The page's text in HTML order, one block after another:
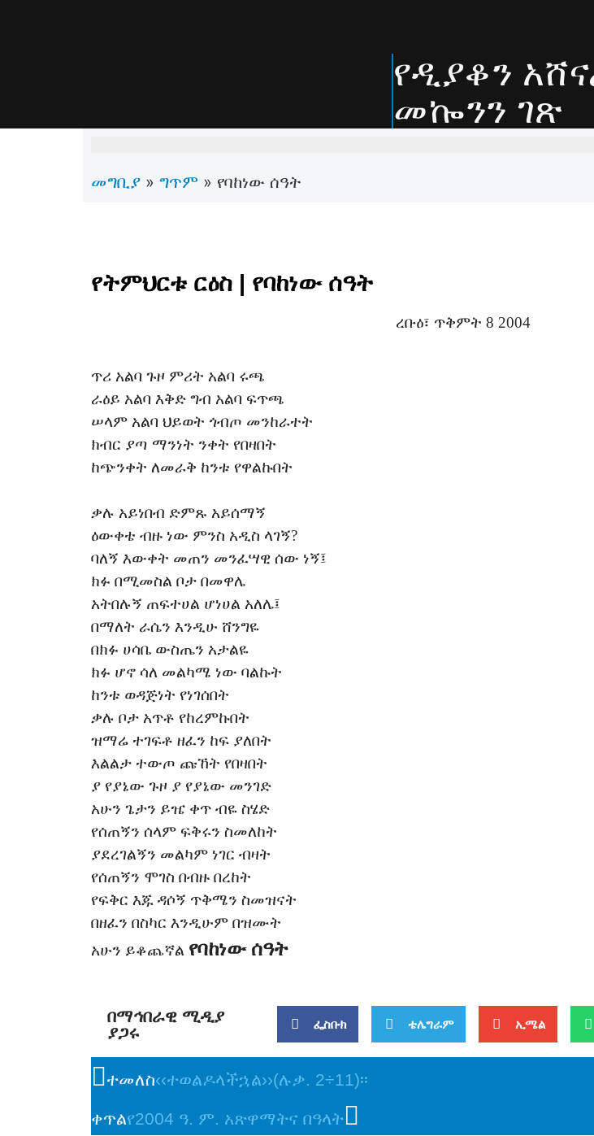
የዲያቆን
መኰንን ገጽ
መግቢያ » ግጥም » የባከነው ሰዓት
የትምህርቱ ርዕስ | የባከነው ሰዓት
ረቡዕ፣ ጥቅምት 8 2004
ጥሪ አልባ ጉዞ ምሪት አልባ ሩጫ
ራዕይ አልባ እቅድ ግብ አልባ ፍጥጫ
ሠላም አልባ ህይወት ጎብጦ መንከራተት
ክብር ያጣ ማንነት ንቀት የበዛበት
ከጭንቀት ለመራቅ ከንቱ የዋልኩበት
ቃሉ አይነበብ ድምጹ አይሰማኝ
ዕውቀቴ ብዙ ነው ምንስ አዲስ ላገኝ?
ባለኝ እውቀት መጠን መንፈሣዊ ሰው ነኝ፤
ክፉ በሚመስል ቦታ በመዋሌ
አትበሉኝ ጠፍተሀል ሆነሀል አለሌ፤
በማለት ራሴን እንዲሁ ሸንግዬ
በክፉ ሀሳቤ ውስጤን አታልዬ
ክፉ ሆኖ ሳለ መልካሜ ነው ባልኩት
ከንቱ ወዳጅነት የነገሰበት
ቃሉ ቦታ አጥቶ የከረምኩበት
ዝማሬ ተገፍቶ ዘፈን ከፍ ያለበት
እልልታ ተውጦ ጩኸት የበዛበት
ያ የያኔው ጉዞ ያ የያኔው መንገድ
አሁን ጌታን ይዤ ቀጥ ብዬ ስሄድ
የሰጠኝን ሰላም ፍቅሩን ስመለከት
ያደረገልኝን መልካም ነገር ብዛት
የሰጠኝን ሞገስ በብዙ በረከት
የፍቅር እጁ ዳሶኝ ጥቅሜን ስመዝናት
በዘፈን በስካር እንዲሁም በዝሙት
አሁን ይቆጨኛል የባከነው ሰዓት
በማኅበራዊ ሚዲያ
ያጋሩ
ፌስቡክ ቴሌግራም ኢሜል
ተመለስ‹‹ተወልዶላችኋል››(ሉቃ. 2÷11)፡፡
ቀጥልየ2004 ዓ. ም. አጽዋማትና በዓላት